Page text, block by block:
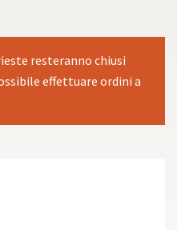
resteranno chiusi
effettuare ordini a